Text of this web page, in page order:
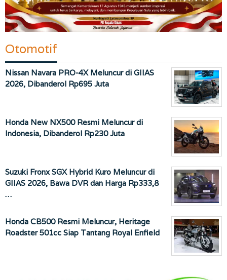
Otomotif
Nissan Navara PRO-4X Meluncur di GIIAS
2026, Dibanderol Rp695 Juta
Honda New NX500 Resmi Meluncur di
Indonesia, Dibanderol Rp230 Juta
Suzuki Fronx SGX Hybrid Kuro Meluncur di
GIIAS 2026, Bawa DVR dan Harga Rp333,8
…
Honda CB500 Resmi Meluncur, Heritage
Roadster 501cc Siap Tantang Royal Enfield